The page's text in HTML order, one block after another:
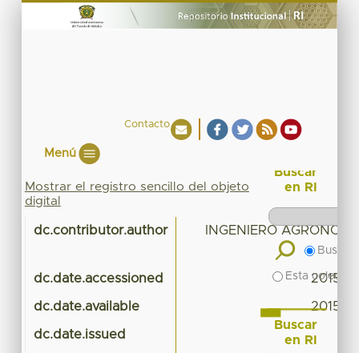
Contacto
Menú
Mostrar el registro sencillo del objeto
digital
dc.contributor.author INGENIERO
dc.date.accessioned 2015-
dc.date.available 2015-
dc.date.issued
Buscar
en RI
Buscar
Esta
Buscar
en RI